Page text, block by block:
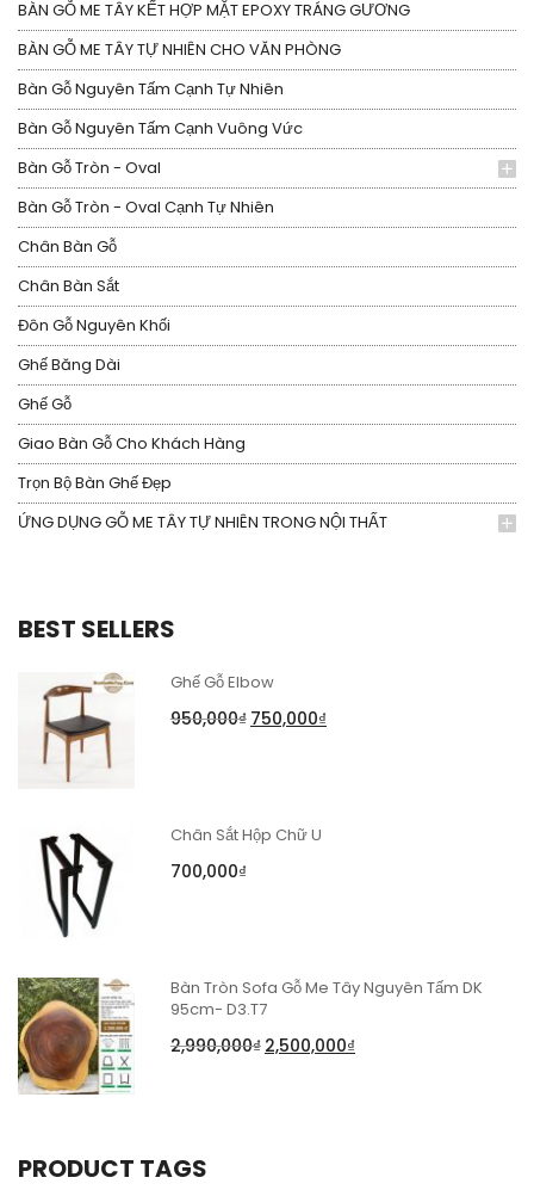
BÀN GỖ ME TÂY KẾT HỢP MẶT EPOXY TRÁNG GƯƠNG
BÀN GỖ ME TÂY TỰ NHIÊN CHO VĂN PHÒNG
Bàn Gỗ Nguyên Tấm Cạnh Tự Nhiên
Bàn Gỗ Nguyên Tấm Cạnh Vuông Vức
Bàn Gỗ Tròn - Oval
Bàn Gỗ Tròn - Oval Cạnh Tự Nhiên
Chân Bàn Gỗ
Chân Bàn Sắt
Đôn Gỗ Nguyên Khối
Ghế Băng Dài
Ghế Gỗ
Giao Bàn Gỗ Cho Khách Hàng
Trọn Bộ Bàn Ghế Đẹp
ỨNG DỤNG GỖ ME TÂY TỰ NHIÊN TRONG NỘI THẤT
BEST SELLERS
Ghế Gỗ Elbow
950,000₫ 750,000₫
Chân Sắt Hộp Chữ U
700,000₫
Bàn Tròn Sofa Gỗ Me Tây Nguyên Tấm DK
95cm- D3.T7
2,990,000₫ 2,500,000₫
PRODUCT TAGS